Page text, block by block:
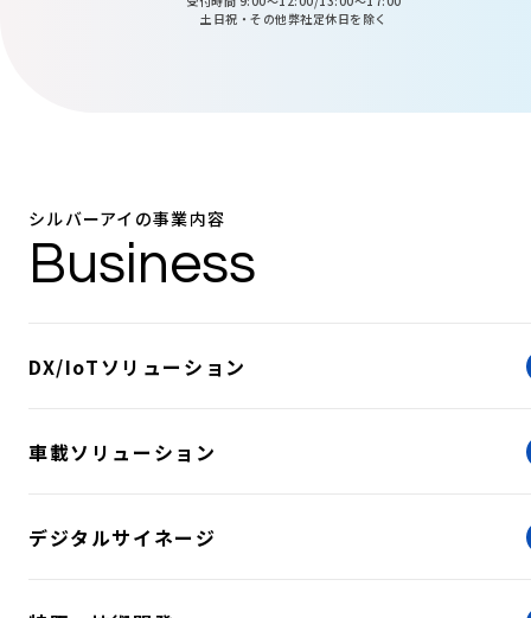
土日祝・その他弊社定休日を除く
シルバーアイの事業内容
Business
DX/IoTソリューション
車載ソリューション
デジタルサイネージ